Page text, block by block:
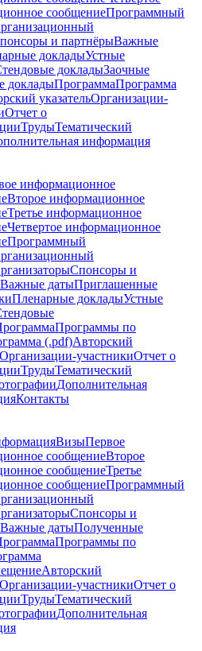
сообщениеПрограммный
и партнёрыВажные
докладыУстные
докладыЗаочные
докладыПрограммаПрограмма
указательОрганизации-
Отчет о
ТрудыТематический
информация
информационное
Второе информационное
Третье информационное
Четвертое информационное
Программный
Спонсоры и
Важные датыПриглашенные
Пленарные докладыУстные
Программы по
(.pdf)Авторский
Организации-участникиОтчет о
ТрудыТематический
Дополнительная
Контакты
ВизыПервое
сообщениеВторое
сообщениеТретье
сообщениеПрограммный
Спонсоры и
Важные датыПолученные
Программы по
Авторский
Организации-участникиОтчет о
ТрудыТематический
Дополнительная